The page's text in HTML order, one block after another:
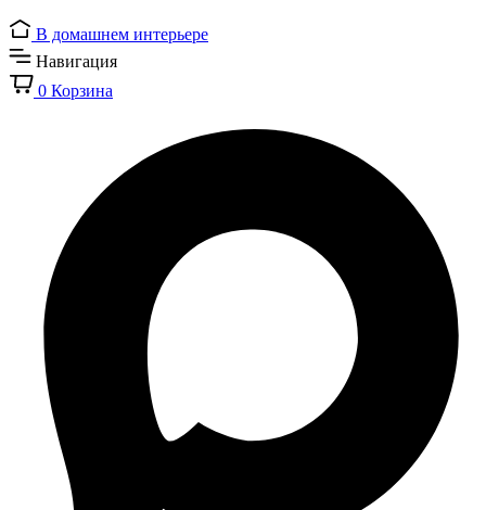
В домашнем интерьере
Навигация
0 Корзина